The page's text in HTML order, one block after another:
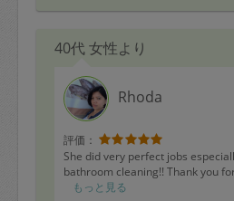
40代 女性より
Rhoda
評価：
She did very perfect jobs
bathroom cleaning!! Thank you
もっと見る